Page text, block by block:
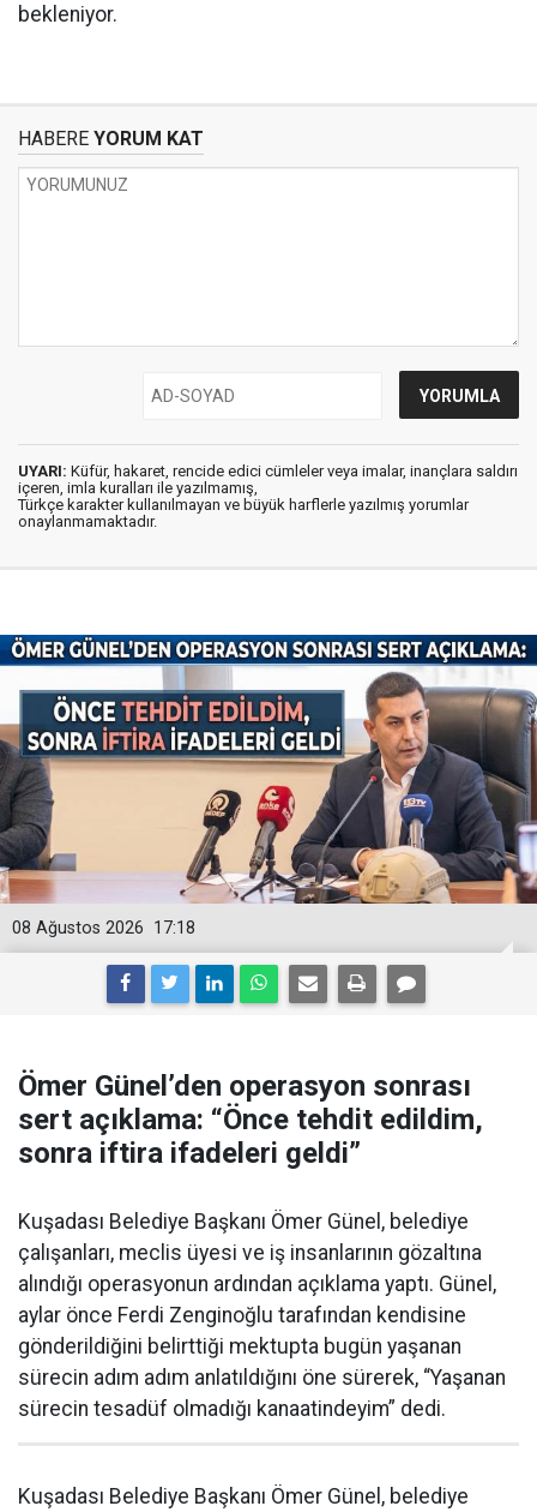
bekleniyor.
HABERE YORUM KAT
UYARI: Küfür, hakaret, rencide edici cümleler veya imalar, inançlara saldırı
içeren, imla kuralları ile yazılmamış,
Türkçe karakter kullanılmayan ve büyük harflerle yazılmış yorumlar
onaylanmamaktadır.
17:18
08 Ağustos 2026
Ömer Günel’den operasyon sonrası
sert açıklama: “Önce tehdit edildim,
sonra iftira ifadeleri geldi”
Kuşadası Belediye Başkanı Ömer Günel, belediye
çalışanları, meclis üyesi ve iş insanlarının gözaltına
alındığı operasyonun ardından açıklama yaptı. Günel,
aylar önce Ferdi Zenginoğlu tarafından kendisine
gönderildiğini belirttiği mektupta bugün yaşanan
sürecin adım adım anlatıldığını öne sürerek, “Yaşanan
sürecin tesadüf olmadığı kanaatindeyim” dedi.
Kuşadası Belediye Başkanı Ömer Günel, belediye